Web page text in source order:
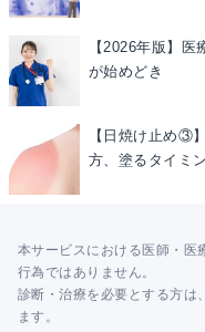
【2026年版】
が始めどき
【日焼け止め③
方、塗るタイミ
本サービスにおける医師・医
行為ではありません。
診断・治療を必要とする方は
ます。